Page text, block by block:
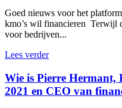
Goed nieuws voor het
kmo’s wil financieren Terwijl
voor bedrijven...
Lees verder
Wie is Pierre Hermant,
2021 en CEO van